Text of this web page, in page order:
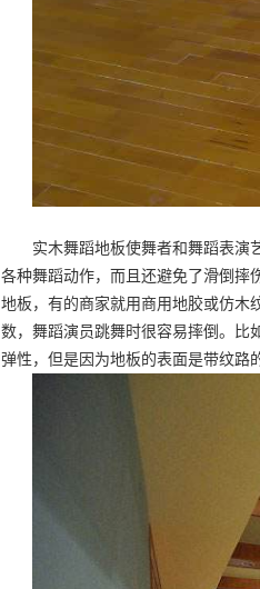
实木舞蹈地板使舞者和舞蹈表演
各种舞蹈动作，而且还避免了滑倒摔
地板，有的商家就用商用地胶或仿木
数，舞蹈演员跳舞时很容易摔倒。比
弹性，但是因为地板的表面是带纹路